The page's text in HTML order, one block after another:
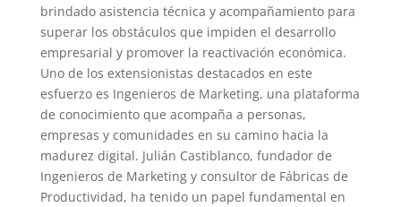
brindado asistencia técnica y acompañamiento para
superar los obstáculos que impiden el desarrollo
empresarial y promover la reactivación económica.
Uno de los extensionistas destacados en este
esfuerzo es Ingenieros de Marketing, una plataforma
de conocimiento que acompaña a personas,
empresas y comunidades en su camino hacia la
madurez digital. Julián Castiblanco, fundador de
Ingenieros de Marketing y consultor de Fábricas de
Productividad, ha tenido un papel fundamental en